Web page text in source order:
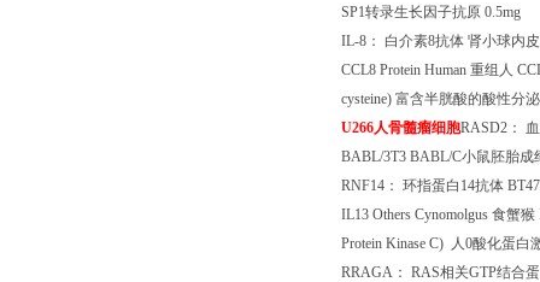
SP1转录生长因子抗原 0.5mg
IL-8 ： 白介素8抗体 肾小球内
CCL8 Protein Human 重组人
cysteine) 富含半胱酸的酸性分
U266人骨髓瘤细胞RASD2 ：
BABL/3T3 BABL/C小鼠胚胎成
RNF14 ： 环指蛋白 14抗体
IL13 Others Cynomolgus 食蟹猴
Protein Kinase C) 人0酸化蛋白
RRAGA ： RAS相关GTP结合